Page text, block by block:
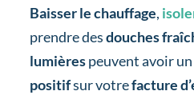
Baisser le chauffage,
prendre desdouches
lumièrespeuvent avoir un
positifsur votrefacture